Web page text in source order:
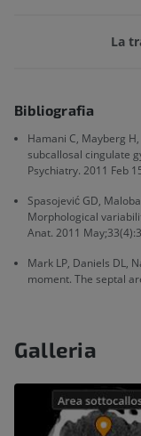
La
Bibliografia
Hamani C, Mayberg
subcallosal cingulate
Psychiatry. 2011 Feb
Spasojević GD,
Morphological
Anat. 2011
Mark LP, Daniels DL,
moment. The septal
Galleria